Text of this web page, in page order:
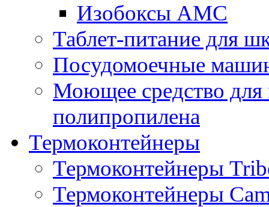
Изобоксы AMC
Таблет-питание для
Посудомоечные
Моющее средство для
полипропилена
Термоконтейнеры
Термоконтейнеры
Термоконтейнеры